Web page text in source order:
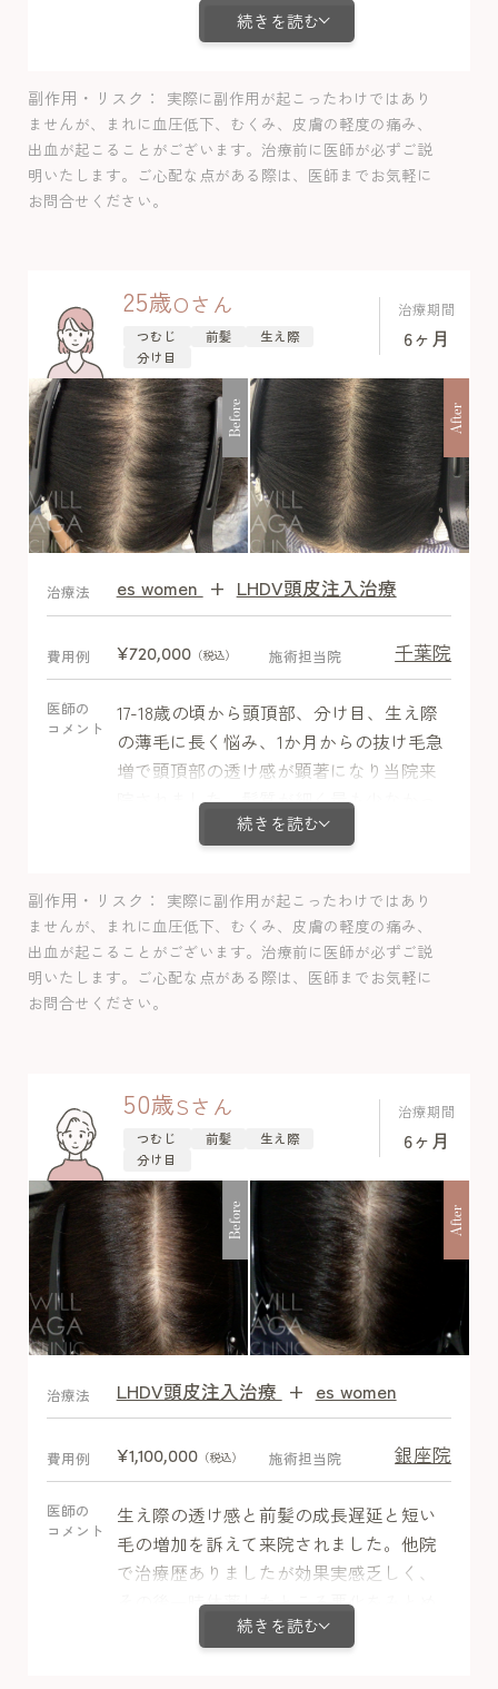
実感がありました。体毛増加以外の副作
から毛が細く地肌が露出している方が独
自の調査では2%ほど認めており、珍しく
ない悩みで放置せずに早めに来院できた
のはよかったと思います。
続きを読む
副作用・リスク
実際に副作用が起こったわけではあり
ませんが、まれに血圧低下、むくみ、皮膚の軽度の痛み、
出血が起こることがございます。治療前に医師が必ずご説
明いたします。ご心配な点がある際は、医師までお気軽に
お問合せください。
25歳Oさん
つむじ 前髪
生え際
分け目
治療期間
6ヶ月
Before After
After
治療法 es women + LHDV頭皮注入治療
費用例 ¥720,000（税込） 施術担当院 千葉院
医師の
コメント
17-18歳の頃から頭頂部、分け目、生え際
の薄毛に長く悩み、1か月からの抜け毛急
増で頭頂部の透け感が顕著になり当院来
院されました。髪質が細く量も少なかっ
たため、薄毛に気づくのが遅れたもの
でした。副作用は認めませんでした。
続きを読む
副作用・リスク
実際に副作用が起こったわけではあり
ませんが、まれに血圧低下、むくみ、皮膚の軽度の痛み、
出血が起こることがございます。治療前に医師が必ずご説
明いたします。ご心配な点がある際は、医師までお気軽に
お問合せください。
50歳Sさん
つむじ 前髪
生え際
分け目
治療期間
6ヶ月
Before After
After
治療法 LHDV頭皮注入治療 + es women
費用例 ¥1,100,000（税込） 施術担当院 銀座院
医師の
コメント
生え際の透け感と前髪の成長遅延と短い
毛の増加を訴えて来院されました。他院
で治療歴ありましたが効果実感乏しく、
その後一時休薬したところ悪化をみとめ
て当院に転院されました。このように生
続きを読む